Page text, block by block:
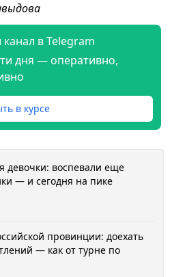
в Telegram
дня — оперативно,
в курсе
девочки: воспевали еще
— и сегодня на пике
провинции: доехать
— как от турне по